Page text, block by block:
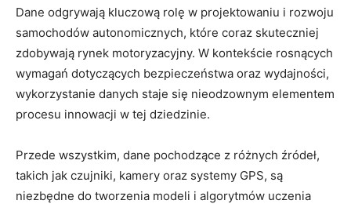
Dane odgrywają kluczową rolę w projektowaniu i rozwoju
samochodów autonomicznych, które coraz skuteczniej
zdobywają rynek motoryzacyjny. W kontekście rosnących
wymagań dotyczących bezpieczeństwa oraz wydajności,
wykorzystanie danych staje się nieodzownym elementem
procesu innowacji w tej dziedzinie.
Przede wszystkim, dane pochodzące z różnych źródeł,
takich jak czujniki, kamery oraz systemy GPS, są
niezbędne do tworzenia modeli i algorytmów uczenia